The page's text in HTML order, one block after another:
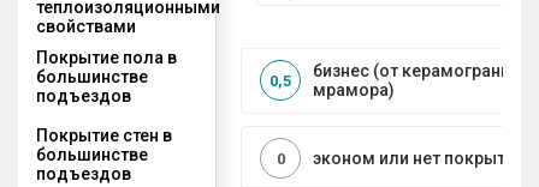
теплоизоляционными
свойствами
Покрытие пола в
большинстве
подъездов
бизнес (от керамогранита
мрамора)
0,5
Покрытие стен в
большинстве
подъездов
эконом или нет покрытия
0